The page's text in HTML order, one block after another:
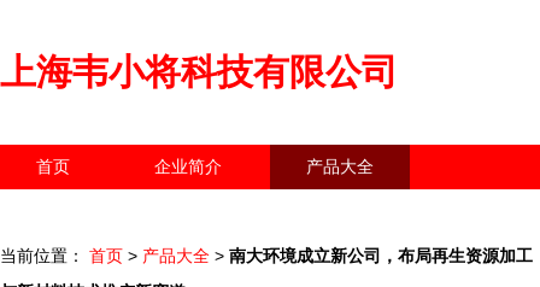
上海韦小将科技有限公司
首页 企业简介 产品大全
当前位置： 首页 > 产品大全 > 南大环境成立新公司，布局再生资源加工